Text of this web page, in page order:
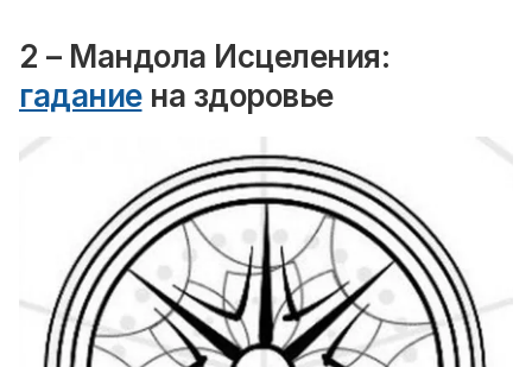
2 – Мандола Исцеления:
гаданиена здоровье